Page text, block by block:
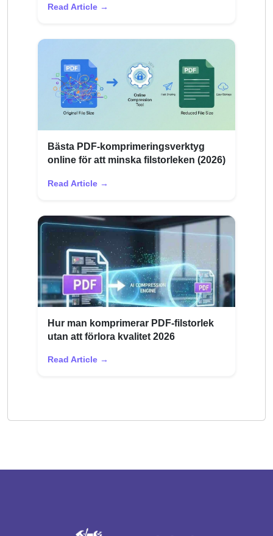
Read Article →
Bästa PDF-komprimeringsverktyg
online för att minska filstorleken (2026)
Read Article →
Hur man komprimerar PDF-filstorlek
utan att förlora kvalitet 2026
Read Article →